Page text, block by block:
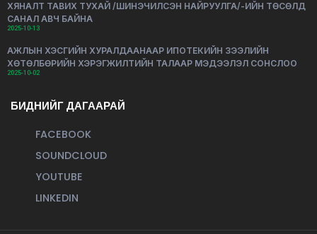
ХЯНАЛТ ТАВИХ ТУХАЙ /ШИНЭЧИЛСЭН НАЙРУУЛГА/-ИЙН ТӨСӨЛД
САНАЛ АВЧ БАЙНА
2025-10-13
АЖЛЫН ХЭСГИЙН ХУРАЛДААНААР ИПОТЕКИЙН ЗЭЭЛИЙН
ХӨТӨЛБӨРИЙН ХЭРЭГЖИЛТИЙН ТАЛААР МЭДЭЭЛЭЛ СОНСЛОО
2025-10-02
БИДНИЙГ ДАГААРАЙ
FACEBOOK
SOUNDCLOUD
YOUTUBE
LINKEDIN